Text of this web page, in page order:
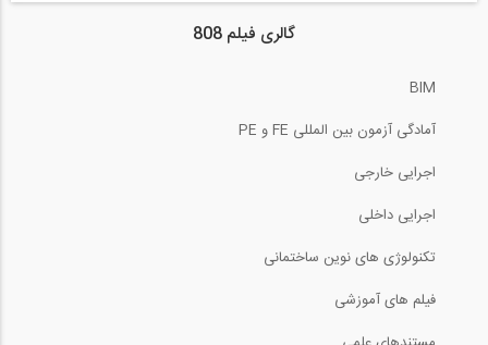
گالری فیلم 808
BIM
آمادگی آزمون بین المللی FE و PE
اجرایی خارجی
اجرایی داخلی
تکنولوژی های نوین ساختمانی
فیلم های آموزشی